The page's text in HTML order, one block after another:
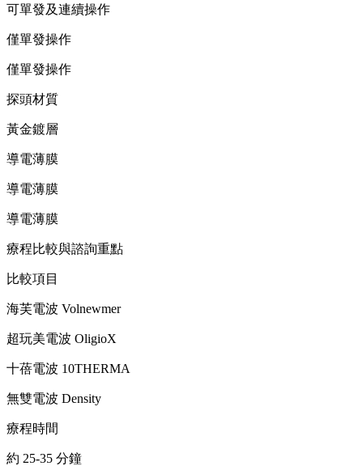
可單發及連續操作
僅單發操作
僅單發操作
探頭材質
黃金鍍層
導電薄膜
導電薄膜
導電薄膜
療程比較與諮詢重點
比較項目
海芙電波 Volnewmer
超玩美電波 OligioX
十蓓電波 10THERMA
無雙電波 Density
療程時間
約 25-35 分鐘